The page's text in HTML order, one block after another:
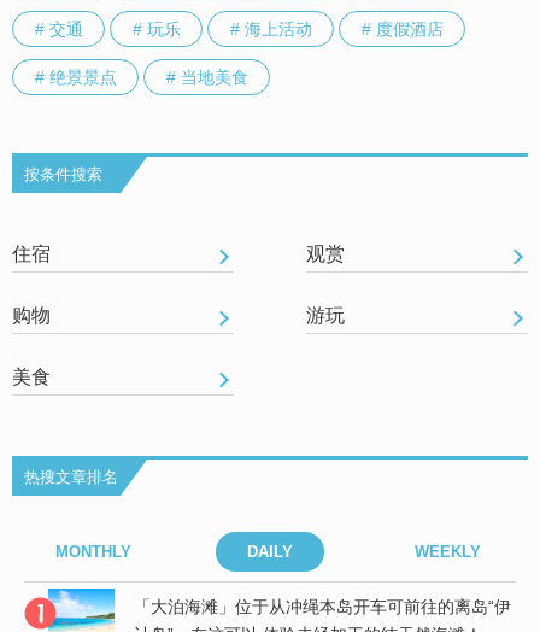
# 交通 # 玩乐 # 海上活动 # 度假酒店
# 绝景景点 # 当地美食
按条件搜索
住宿 观赏
购物 游玩
美食
热搜文章排名
MONTHLY DAILY WEEKLY
「大泊海滩」位于从冲绳本岛开车可前往的离岛“伊